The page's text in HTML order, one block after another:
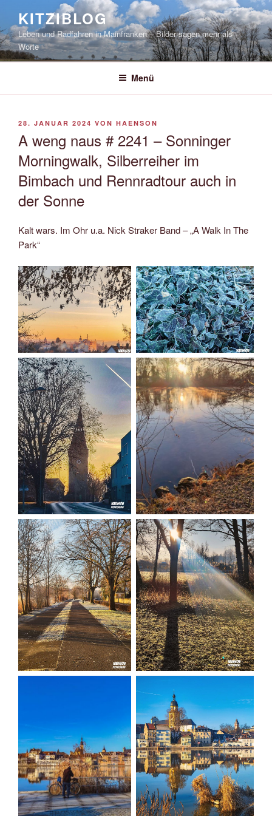
springen
KITZIBLOG
Leben und Radfahren in Mainfranken – Bilder sagen mehr als
Worte
Menü
VERÖFFENTLICHT
28. JANUAR 2024 VON HAENSON
A weng naus # 2241 – Sonninger
Morningwalk, Silberreiher im
Bimbach und Rennradtour auch in
der Sonne
Kalt wars. Im Ohr u.a. Nick Straker Band – „A Walk In The
Park“